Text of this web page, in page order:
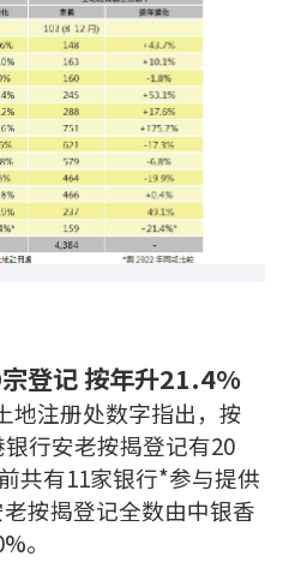
登记 按年升21.4%
地注册处数字指出，按
行安老按揭登记有20
共有11家银行*参与提供
按揭登记全数由中银香
。